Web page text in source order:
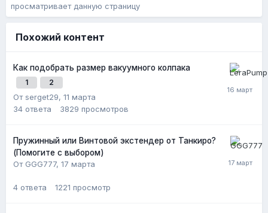
просматривает данную страницу
Похожий контент
Как подобрать размер вакуумного колпака
1 2
От serget29, 11 марта
34 ответа 3829 просмотров
Пружинный или Винтовой экстендер от Танкиро?
(Помогите с выбором)
От GGG777, 17 марта
4 ответа 1221 просмотр